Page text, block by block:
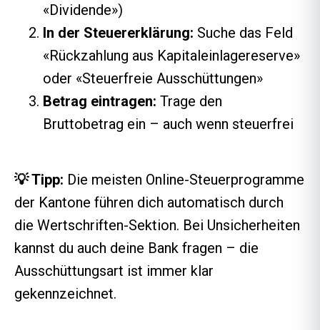
«Dividende»)
In der Steuererklärung: Suche das Feld
«Rückzahlung aus Kapitaleinlagereserve»
oder «Steuerfreie Ausschüttungen»
Betrag eintragen: Trage den
Bruttobetrag ein – auch wenn steuerfrei
💡 Tipp: Die meisten Online-Steuerprogramme
der Kantone führen dich automatisch durch
die Wertschriften-Sektion. Bei Unsicherheiten
kannst du auch deine Bank fragen – die
Ausschüttungsart ist immer klar
gekennzeichnet.